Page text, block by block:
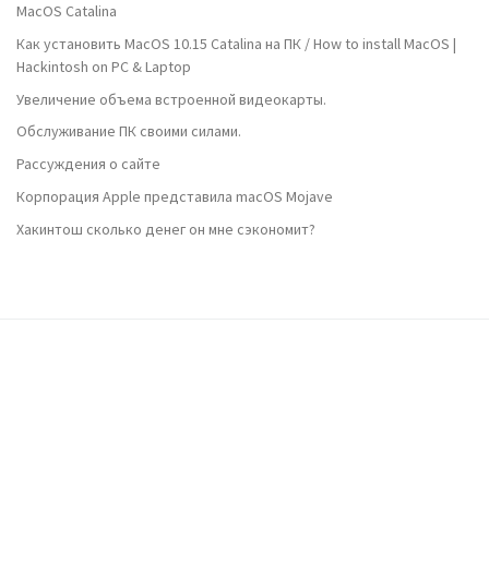
MacOS Catalina
Как установить MacOS 10.15 Catalina на ПК / How to install MacOS |
Hackintosh on PC & Laptop
Увеличение объема встроенной видеокарты.
Обслуживание ПК своими силами.
Рассуждения о сайте
Корпорация Apple представила macOS Mojave
Хакинтош сколько денег он мне сэкономит?